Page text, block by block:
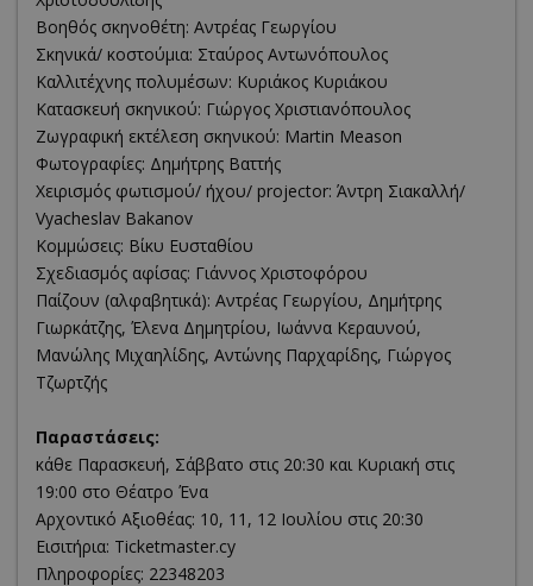
Βοηθός σκηνοθέτη: Αντρέας Γεωργίου
Σκηνικά/ κοστούμια: Σταύρος Αντωνόπουλος
Καλλιτέχνης πολυμέσων: Κυριάκος Κυριάκου
Κατασκευή σκηνικού: Γιώργος Χριστιανόπουλος
Ζωγραφική εκτέλεση σκηνικού: Martin Meason
Φωτογραφίες: Δημήτρης Βαττής
Χειρισμός φωτισμού/ ήχου/ projector: Άντρη Σιακαλλή/
Vyacheslav Bakanov
Κομμώσεις: Βίκυ Ευσταθίου
Σχεδιασμός αφίσας: Γιάννος Χριστοφόρου
Παίζουν (αλφαβητικά): Αντρέας Γεωργίου, Δημήτρης
Γιωρκάτζης, Έλενα Δημητρίου, Ιωάννα Κεραυνού,
Μανώλης Μιχαηλίδης, Αντώνης Παρχαρίδης, Γιώργος
Τζωρτζής
Παραστάσεις:
κάθε Παρασκευή, Σάββατο στις 20:30 και Κυριακή στις
19:00 στο Θέατρο Ένα
Αρχοντικό Αξιοθέας: 10, 11, 12 Ιουλίου στις 20:30
Εισιτήρια: Ticketmaster.cy
Πληροφορίες: 22348203